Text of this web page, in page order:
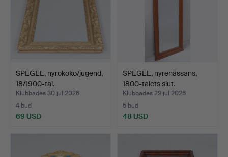
SPEGEL, nyrokoko/jugend,
18/1900-tal.
Klubbades 30 jul 2026
4 bud
69 USD
SPEGEL, nyrenässans,
1800-talets slut.
Klubbades 29 jul 2026
5 bud
48 USD